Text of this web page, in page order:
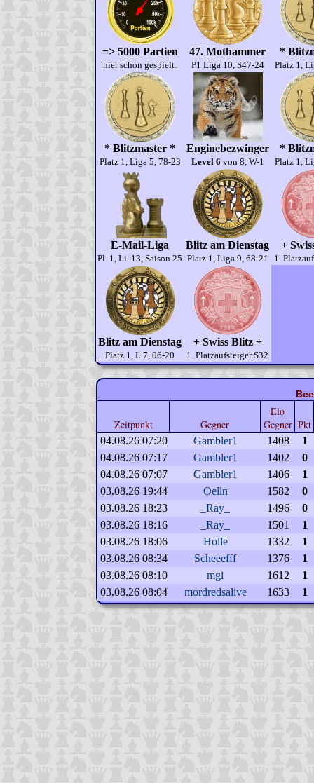
=> 5000 Partien
hier schon gespielt.
47. Mothammer
P1 Liga 10, S47-24
*
Platz 1,
* Blitzmaster *
Platz 1, Liga 5, 78-23
Enginebezwinger
Level 6 von 8, W-1
*
Platz 1,
E-Mail-Liga
Pl. 1, Li. 13, Saison 25
Blitz am Dienstag
Platz 1, Liga 9, 68-21
+
1.
Blitz am Dienstag
Platz 1, L.7, 06-20
+ Swiss Blitz +
1. Platzaufsteiger S32
Zeitpunkt Gegner
Elo
Gegner Pkt
04.08.26 07:20 Gambler1 1408
1
04.08.26 07:17
Gambler1 1402
0
04.08.26 07:07
Gambler1 1406
1
03.08.26 19:44
Oelln 1582
0
03.08.26 18:23
_Ray_ 1496
0
03.08.26 18:16
_Ray_ 1501
1
03.08.26 18:06
Holle 1332
1
03.08.26 08:34
Scheeefff 1376
1
03.08.26 08:10
mgi 1612
1
03.08.26 08:04
mordredsalive 1633 1